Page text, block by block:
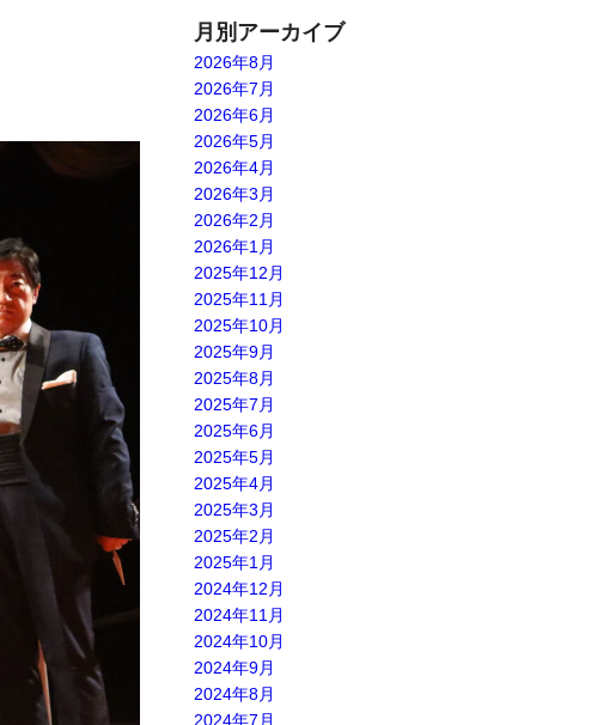
月別アーカイブ
2026年8月
2026年7月
2026年6月
2026年5月
2026年4月
2026年3月
2026年2月
2026年1月
2025年12月
2025年11月
2025年10月
2025年9月
2025年8月
2025年7月
2025年6月
2025年5月
2025年4月
2025年3月
2025年2月
2025年1月
2024年12月
2024年11月
2024年10月
2024年9月
2024年8月
2024年7月